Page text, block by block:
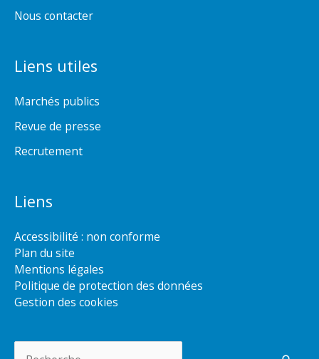
Nous contacter
Liens utiles
Marchés publics
Revue de presse
Recrutement
Liens
Accessibilité : non conforme
Plan du site
Mentions légales
Politique de protection des données
Gestion des cookies